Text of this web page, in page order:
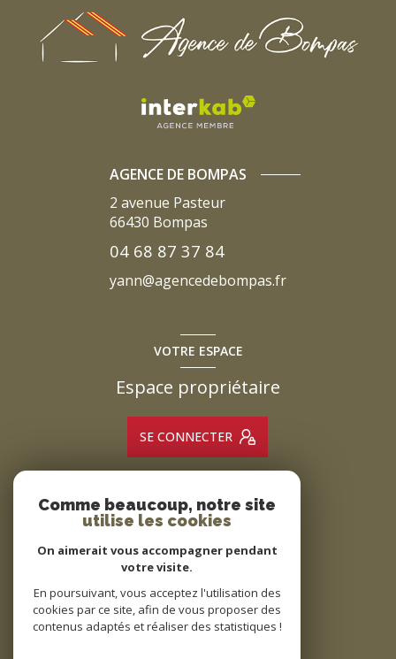
AGENCE DE BOMPAS
2 avenue Pasteur
66430 Bompas
04 68 87 37 84
yann@agencedebompas.fr
VOTRE ESPACE
Espace propriétaire
SE CONNECTER
ADHÉRENTS
Nous adhérons
Comme beaucoup, notre site
utilise les cookies
On aimerait vous accompagner pendant
votre visite.
En poursuivant, vous acceptez l'utilisation des
cookies par ce site, afin de vous proposer des
contenus adaptés et réaliser des statistiques !